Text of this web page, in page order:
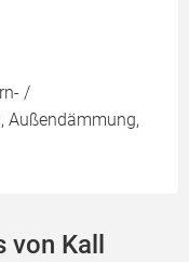
/
Außendämmung,
Kall